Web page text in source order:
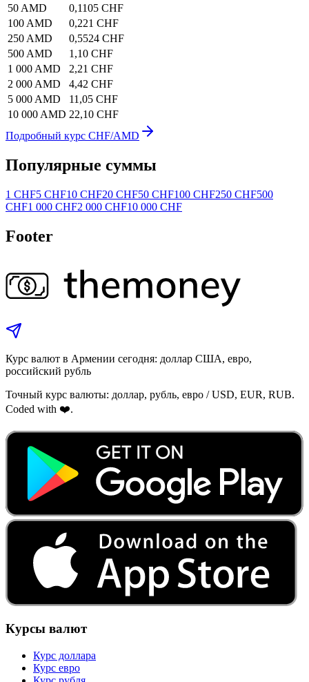
50 AMD
0,1105 CHF
100 AMD
0,221 CHF
250 AMD
0,5524 CHF
500 AMD
1,10 CHF
1 000 AMD
2,21 CHF
2 000 AMD
4,42 CHF
5 000 AMD
11,05 CHF
10 000 AMD 22,10 CHF
Подробный курс CHF/AMD
Популярные суммы
1 CHF5 CHF10 CHF20 CHF50 CHF100 CHF250 CHF500
CHF1 000 CHF2 000 CHF10 000 CHF
Footer
Курс валют в Армении сегодня: доллар США, евро,
российский рубль
Точный курс валюты: доллар, рубль, евро / USD, EUR, RUB.
Coded with ❤️.
Курсы валют
Курс доллара
Курс евро